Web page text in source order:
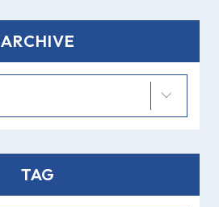
ARCHIVE
TAG